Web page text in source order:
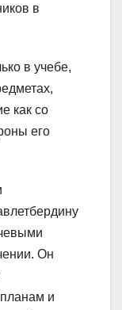
в
в учебе,
как со
его
Он
и